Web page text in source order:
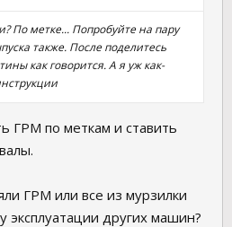
По метке... Попробуйте на пару
также. После поделитесь
как говорится. А я уж как-
ГРМ по меткам и ставить
ГРМ или все из мурзилки
эксплуатации других машин?